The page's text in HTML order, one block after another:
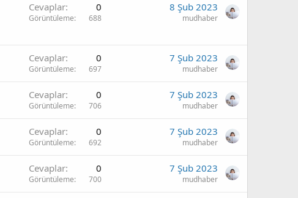
Cevaplar 0
Görüntüleme 688
8 Şub 2023
mudhaber
Cevaplar 0
Görüntüleme 697
7 Şub 2023
mudhaber
Cevaplar 0
Görüntüleme 706
7 Şub 2023
mudhaber
Cevaplar 0
Görüntüleme 692
7 Şub 2023
mudhaber
Cevaplar 0
Görüntüleme 700
7 Şub 2023
mudhaber